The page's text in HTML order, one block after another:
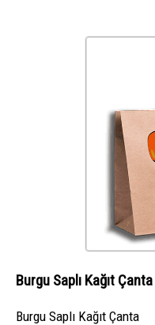
Burgu Saplı Kağıt
Burgu Saplı Kağıt Çanta